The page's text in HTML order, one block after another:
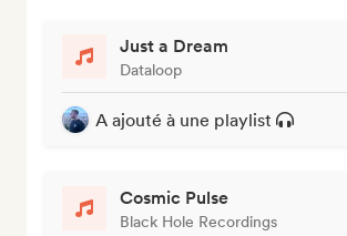
Just a Dream
Dataloop
A ajouté à une playlist
Cosmic Pulse
Black Hole Recordings